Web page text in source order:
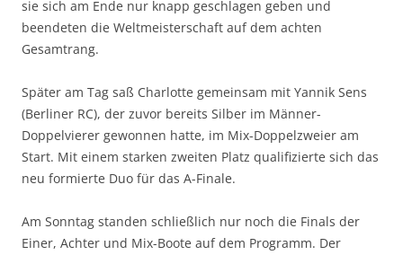
sie sich am Ende nur knapp geschlagen geben und
beendeten die Weltmeisterschaft auf dem achten
Gesamtrang.
Später am Tag saß Charlotte gemeinsam mit Yannik Sens
(Berliner RC), der zuvor bereits Silber im Männer-
Doppelvierer gewonnen hatte, im Mix-Doppelzweier am
Start. Mit einem starken zweiten Platz qualifizierte sich das
neu formierte Duo für das A-Finale.
Am Sonntag standen schließlich nur noch die Finals der
Einer, Achter und Mix-Boote auf dem Programm. Der